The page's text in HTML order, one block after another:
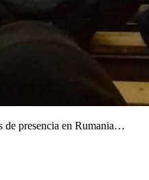
de presencia en Rumania…